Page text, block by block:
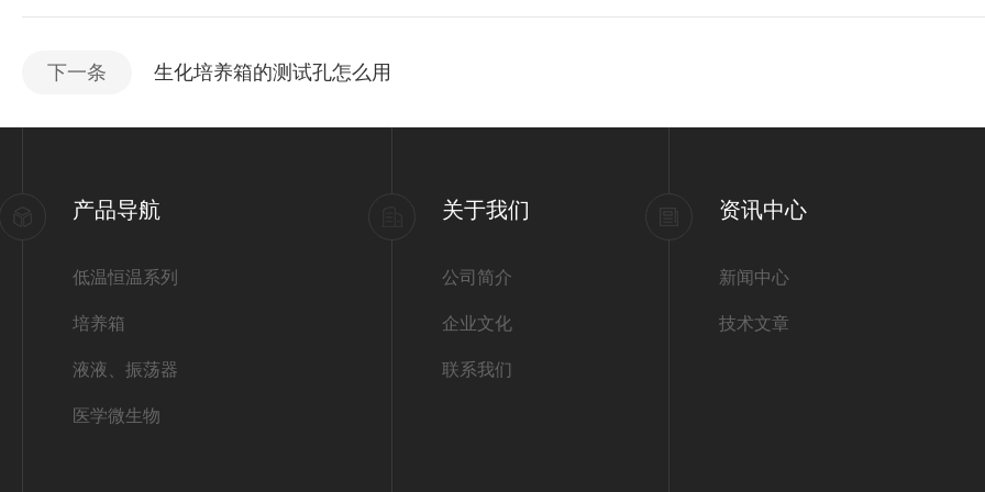
下一条 生化培养箱的测试孔怎么用
产品导航
低温恒温系列
培养箱
液液、振荡器
医学微生物
关于我们
公司简介
企业文化
联系我们
资讯中心
新闻中心
技术文章